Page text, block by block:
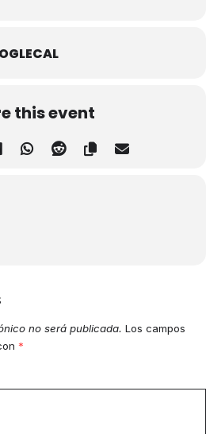
this event
no será publicada. Los campos
*